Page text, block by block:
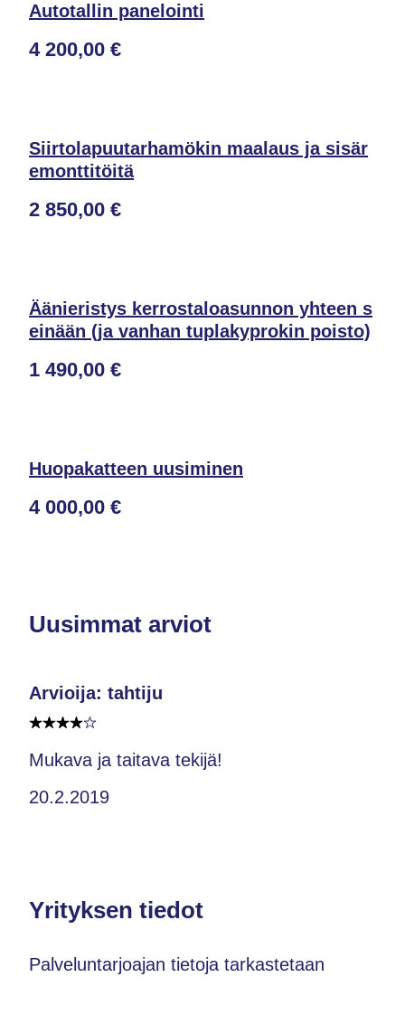
Autotallin panelointi
4 200,00 €
Siirtolapuutarhamökin maalaus ja sisär
emonttitöitä
2 850,00 €
Äänieristys kerrostaloasunnon yhteen s
einään (ja vanhan tuplakyprokin poisto)
1 490,00 €
Huopakatteen uusiminen
4 000,00 €
Uusimmat arviot
Arvioija: tahtiju
Mukava ja taitava tekijä!
20.2.2019
Yrityksen tiedot
Palveluntarjoajan tietoja tarkastetaan